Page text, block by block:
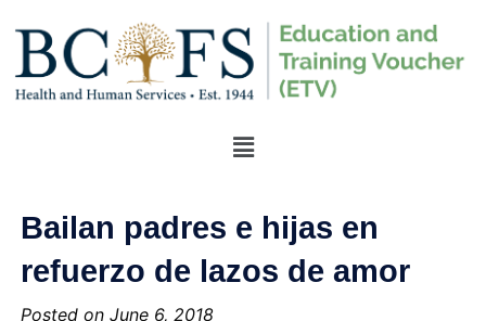
Bailan padres e hijas en
refuerzo de lazos de amor
Posted on June 6, 2018